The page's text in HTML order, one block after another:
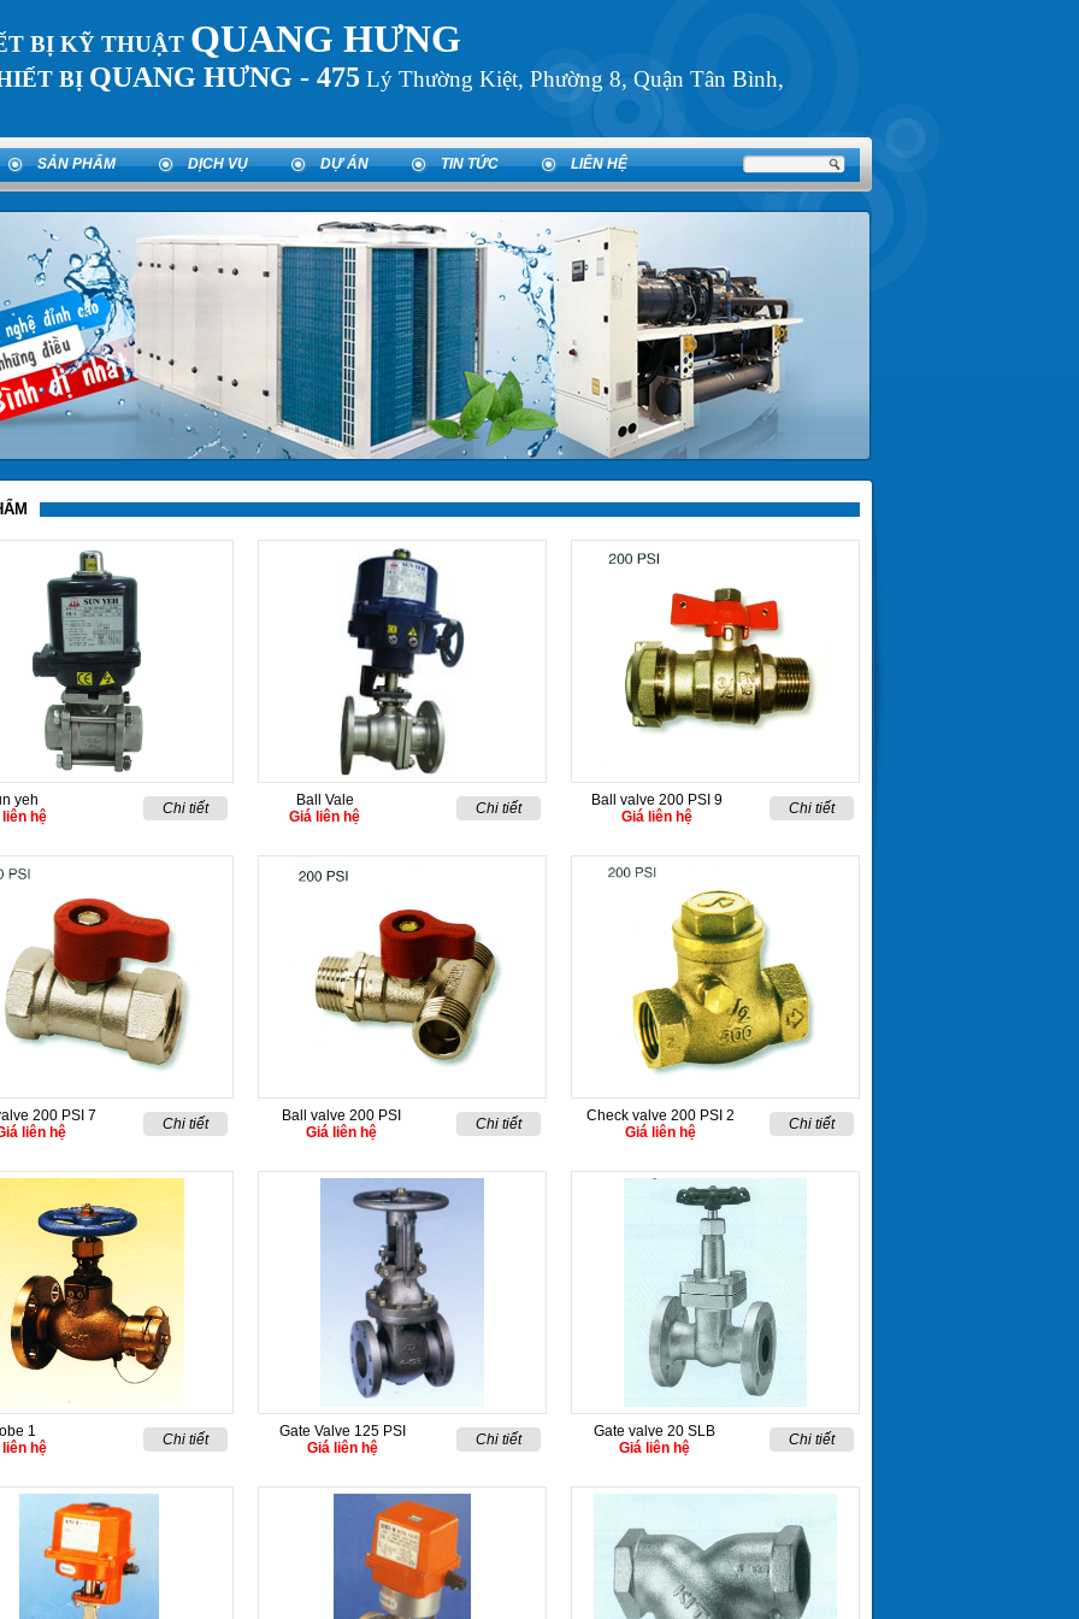
BỊ KỸ THUẬT QUANG HƯNG
BỊ QUANG HƯNG - 475 Lý Thường Kiệt, Phường 8, Quận Tân Bình,
SẢN PHẨM DỊCH VỤ DỰ ÁN TIN TỨC LIÊN HỆ
yeh
liên hệ
Chi tiết
Ball Vale
Giá liên hệ
Chi tiết
Ball valve 200 PSI 9
Giá liên hệ
Chi tiết
200 PSI 7
liên hệ
Chi tiết
Ball valve 200 PSI
Giá liên hệ
Chi tiết
Check valve 200 PSI 2
Giá liên hệ
Chi tiết
1
liên hệ
Chi tiết
Gate Valve 125 PSI
Giá liên hệ
Chi tiết
Gate valve 20 SLB
Giá liên hệ
Chi tiết